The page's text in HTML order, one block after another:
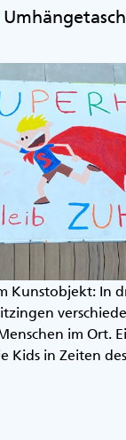
Kunstobjekt: In
im Ort.
Kids in Zeiten